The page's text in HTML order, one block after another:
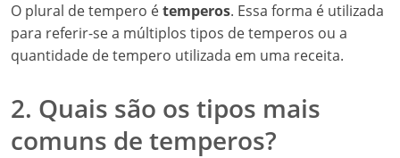
O plural de tempero étemperos. Essa forma é utilizada
para referir-se a múltiplos tipos de temperos ou a
quantidade de tempero utilizada em uma receita.
2. Quais são os tipos mais
comuns de temperos?